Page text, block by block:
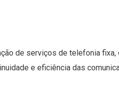
de serviços de telefonia fixa,
e eficiência das